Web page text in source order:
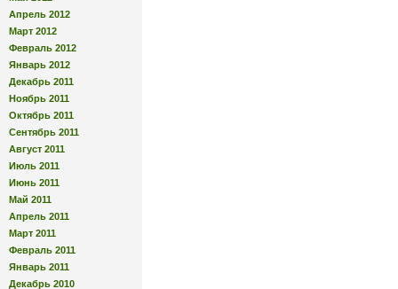
Апрель 2012
Март 2012
Февраль 2012
Январь 2012
Декабрь 2011
Ноябрь 2011
Октябрь 2011
Сентябрь 2011
Август 2011
Июль 2011
Июнь 2011
Май 2011
Апрель 2011
Март 2011
Февраль 2011
Январь 2011
Декабрь 2010